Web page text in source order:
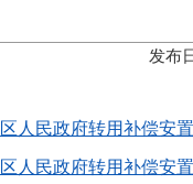
发布
人民政府转用补偿安
人民政府转用补偿安